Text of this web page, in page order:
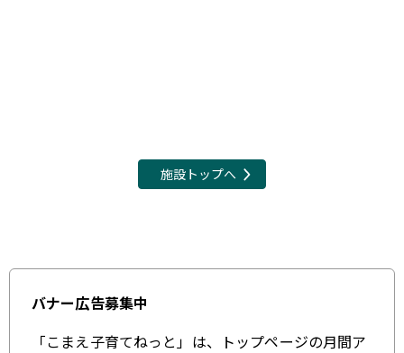
施設トップへ
バナー広告募集中
「こまえ子育てねっと」は、トップページの月間ア